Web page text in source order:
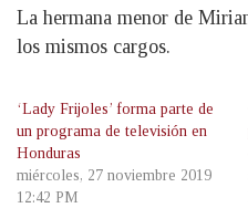
La hermana menor de
los mismos cargos.
‘Lady Frijoles’ forma parte de
un programa de televisión en
Honduras
miércoles, 27 noviembre 2019
12:42 PM